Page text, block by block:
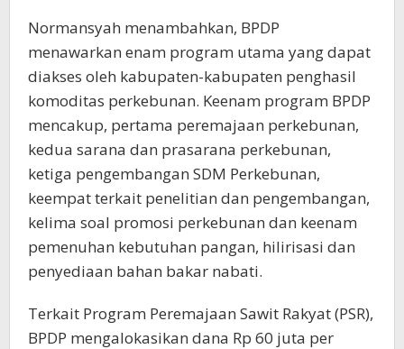
Normansyah menambahkan, BPDP
menawarkan enam program utama yang dapat
diakses oleh kabupaten-kabupaten penghasil
komoditas perkebunan. Keenam program BPDP
mencakup, pertama peremajaan perkebunan,
kedua sarana dan prasarana perkebunan,
ketiga pengembangan SDM Perkebunan,
keempat terkait penelitian dan pengembangan,
kelima soal promosi perkebunan dan keenam
pemenuhan kebutuhan pangan, hilirisasi dan
penyediaan bahan bakar nabati.
Terkait Program Peremajaan Sawit Rakyat (PSR),
BPDP mengalokasikan dana Rp 60 juta per